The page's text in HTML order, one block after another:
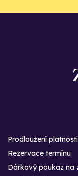
Prodloužení
Rezervace termínu
Dárkový poukaz na